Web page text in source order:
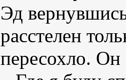
Эд
расстелен
пересохло. Он